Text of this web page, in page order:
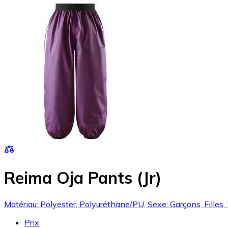
Reima Oja Pants (Jr)
Matériau: Polyester, Polyuréthane/PU, Sexe: Garçons,
Prix